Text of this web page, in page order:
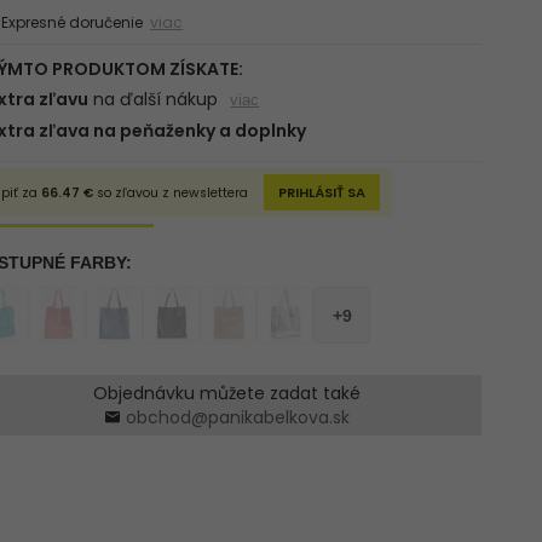
doručenie viac
Objednávku můžete zadat také
obchod@panikabelkova.sk